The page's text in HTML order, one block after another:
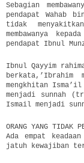
Sebagian
pendapat Wahab
tidak
membawanya
pendapat Ibnul
Ibnul Qayyim
mengkhitan
menjadi sunnah
Ismail menjadi
ORANG YANG TIDAK
Ada empat
jatuh kewajiban